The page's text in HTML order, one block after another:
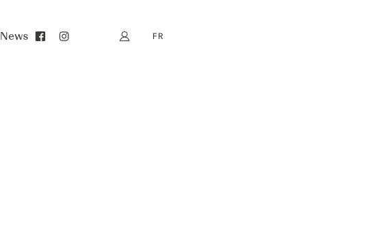
News Mon compte
FR